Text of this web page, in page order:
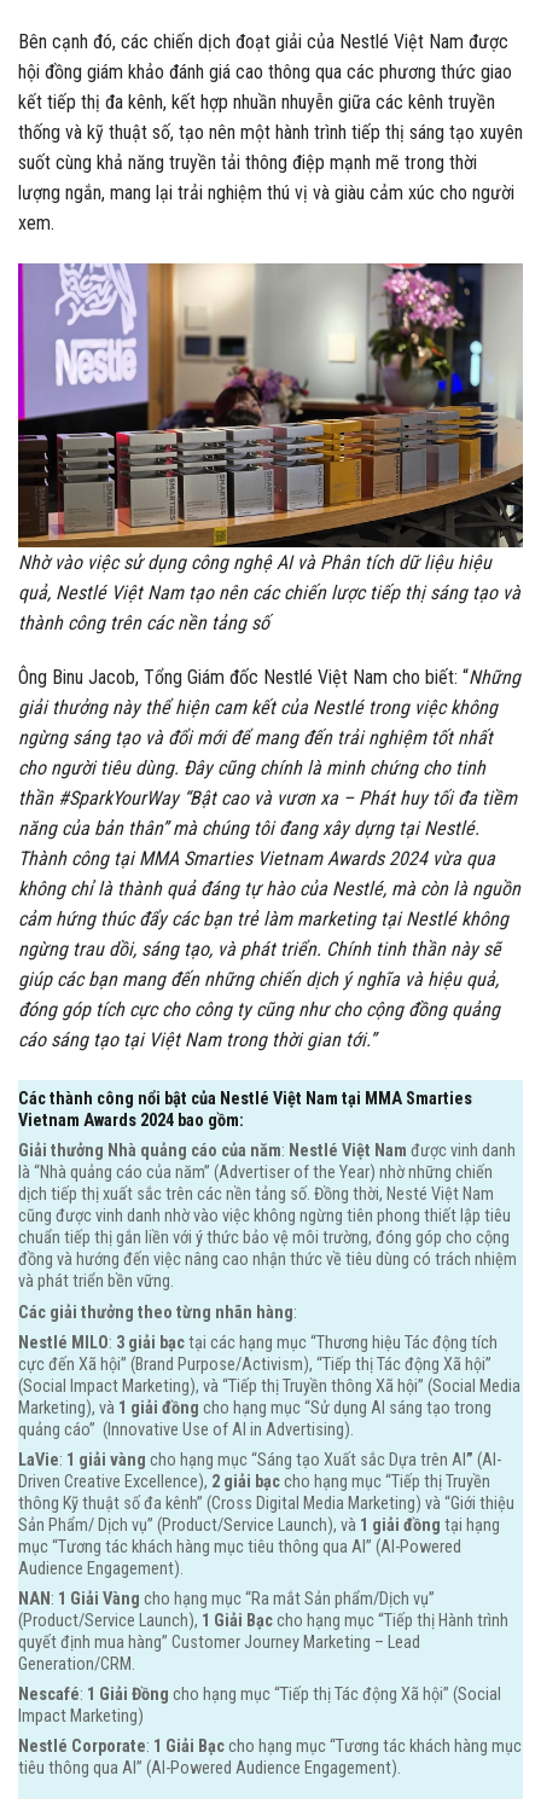
Bên cạnh đó, các chiến dịch đoạt giải của Nestlé Việt Nam được
hội đồng giám khảo đánh giá cao thông qua các phương thức giao
kết tiếp thị đa kênh, kết hợp nhuần nhuyễn giữa các kênh truyền
thống và kỹ thuật số, tạo nên một hành trình tiếp thị sáng tạo xuyên
suốt cùng khả năng truyền tải thông điệp mạnh mẽ trong thời
lượng ngắn, mang lại trải nghiệm thú vị và giàu cảm xúc cho người
xem.
Nhờ vào việc sử dụng công nghệ AI và Phân tích dữ liệu hiệu
quả, Nestlé Việt Nam tạo nên các chiến lược tiếp thị sáng tạo và
thành công trên các nền tảng số
Ông Binu Jacob, Tổng Giám đốc Nestlé Việt Nam cho biết: “Những
giải thưởng này thể hiện cam kết của Nestlé trong việc không
ngừng sáng tạo và đổi mới để mang đến trải nghiệm tốt nhất
cho người tiêu dùng. Đây cũng chính là minh chứng cho tinh
thần #SparkYourWay “Bật cao và vươn xa – Phát huy tối đa tiềm
năng của bản thân” mà chúng tôi đang xây dựng tại Nestlé.
Thành công tại MMA Smarties Vietnam Awards 2024 vừa qua
không chỉ là thành quả đáng tự hào của Nestlé, mà còn là nguồn
cảm hứng thúc đẩy các bạn trẻ làm marketing tại Nestlé không
ngừng trau dồi, sáng tạo, và phát triển. Chính tinh thần này sẽ
giúp các bạn mang đến những chiến dịch ý nghĩa và hiệu quả,
đóng góp tích cực cho công ty cũng như cho cộng đồng quảng
cáo sáng tạo tại Việt Nam trong thời gian tới.”
Các thành công nổi bật của Nestlé Việt Nam tại MMA Smarties
Vietnam Awards 2024 bao gồm:
Giải thưởng Nhà quảng cáo của năm: Nestlé Việt Nam được vinh danh
là “Nhà quảng cáo của năm” (Advertiser of the Year) nhờ những chiến
dịch tiếp thị xuất sắc trên các nền tảng số. Đồng thời, Nesté Việt Nam
cũng được vinh danh nhờ vào việc không ngừng tiên phong thiết lập tiêu
chuẩn tiếp thị gắn liền với ý thức bảo vệ môi trường, đóng góp cho cộng
đồng và hướng đến việc nâng cao nhận thức về tiêu dùng có trách nhiệm
và phát triển bền vững.
Các giải thưởng theo từng nhãn hàng:
Nestlé MILO: 3 giải bạctại các hạng mục “Thương hiệu Tác động tích
cực đến Xã hội” (Brand Purpose/Activism), “Tiếp thị Tác động Xã hội”
(Social Impact Marketing), và “Tiếp thị Truyền thông Xã hội” (Social Media
Marketing), và 1 giải đồng cho hạng mục “Sử dụng AI sáng tạo trong
quảng cáo” (Innovative Use of AI in Advertising).
LaVie: 1 giải vàng cho hạng mục “Sáng tạo Xuất sắc Dựa trên AI” (AI-
Driven Creative Excellence), 2 giải bạccho hạng mục “Tiếp thị Truyền
thông Kỹ thuật số đa kênh” (Cross Digital Media Marketing) và “Giới thiệu
Sản Phẩm/ Dịch vụ” (Product/Service Launch), và 1 giải đồng tại hạng
mục “Tương tác khách hàng mục tiêu thông qua AI” (AI-Powered
Audience Engagement).
NAN : 1 Giải Vàng cho hạng mục “Ra mắt Sản phẩm/Dịch vụ”
(Product/Service Launch), 1 Giải Bạccho hạng mục “Tiếp thị Hành trình
quyết định mua hàng” Customer Journey Marketing – Lead
Generation/CRM.
Nescafé: 1 Giải Đồng cho hạng mục “Tiếp thị Tác động Xã hội” (Social
Impact Marketing)
Nestlé Corporate: 1 Giải Bạccho hạng mục “Tương tác khách hàng mục
tiêu thông qua AI” (AI-Powered Audience Engagement).